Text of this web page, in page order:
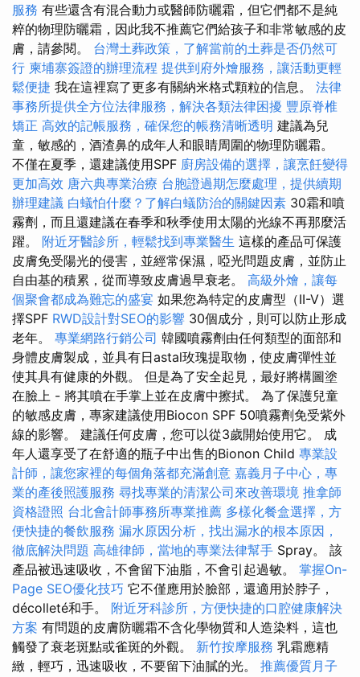
服務 有些還含有混合動力或醫師防曬霜，但它們都不是純
粹的物理防曬霜，因此我不推薦它們給孩子和非常敏感的皮
膚，請參閱。 台灣土葬政策，了解當前的土葬是否仍然可
行 柬埔寨簽證的辦理流程 提供到府外燴服務，讓活動更輕
鬆便捷 我在這裡寫了更多有關納米格式顆粒的信息。 法律
事務所提供全方位法律服務，解決各類法律困擾 豐原脊椎
矯正 高效的記帳服務，確保您的帳務清晰透明 建議為兒
童，敏感的，酒渣鼻的成年人和眼睛周圍的物理防曬霜。
不僅在夏季，還建議使用SPF 廚房設備的選擇，讓烹飪變得
更加高效 唐六典專業治療 台胞證過期怎麼處理，提供續期
辦理建議 白蟻怕什麼？了解白蟻防治的關鍵因素 30霜和噴
霧劑，而且還建議在春季和秋季使用太陽的光線不再那麼活
躍。 附近牙醫診所，輕鬆找到專業醫生 這樣的產品可保護
皮膚免受陽光的侵害，並經常保濕，啞光問題皮膚，並防止
自由基的積累，從而導致皮膚過早衰老。 高級外燴，讓每
個聚會都成為難忘的盛宴 如果您為特定的皮膚型（II-V）選
擇SPF RWD設計對SEO的影響 30個成分，則可以防止形成
老年。 專業網路行銷公司 韓國噴霧劑由任何類型的面部和
身體皮膚製成，並具有日astal玫瑰提取物，使皮膚彈性並
使其具有健康的外觀。 但是為了安全起見，最好將構圖塗
在臉上 - 將其噴在手掌上並在皮膚中擦拭。 為了保護兒童
的敏感皮膚，專家建議使用Biocon SPF 50噴霧劑免受紫外
線的影響。 建議任何皮膚，您可以從3歲開始使用它。 成
年人還享受了在舒適的瓶子中出售的Bionon Child 專業設
計師，讓您家裡的每個角落都充滿創意 嘉義月子中心，專
業的產後照護服務 尋找專業的清潔公司來改善環境 推拿師
資格證照 台北會計師事務所專業推薦 多樣化餐盒選擇，方
便快捷的餐飲服務 漏水原因分析，找出漏水的根本原因，
徹底解決問題 高雄律師，當地的專業法律幫手 Spray。 該
產品被迅速吸收，不會留下油脂，不會引起過敏。 掌握On-
Page SEO優化技巧 它不僅應用於臉部，還適用於脖子，
décolleté和手。 附近牙科診所，方便快捷的口腔健康解決
方案 有問題的皮膚防曬霜不含化學物質和人造染料，這也
觸發了衰老斑點或雀斑的外觀。 新竹按摩服務 乳霜應精
緻，輕巧，迅速吸收，不要留下油膩的光。 推薦優質月子